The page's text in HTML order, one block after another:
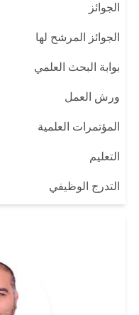
الجوائز
الجوائز المرشح لها
بوابة البحث العلمي
ورش العمل
المؤتمرات العلمية
التعليم
التدرج الوظيفي